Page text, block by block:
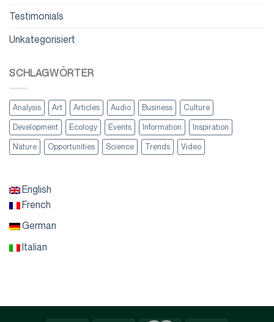
Testimonials
Unkategorisiert
SCHLAGWÖRTER
Analysis Art Articles Audio Business Culture
Development Ecology Events Information Inspiration
Nature Opportunities Science Trends Video
English
French
German
Italian